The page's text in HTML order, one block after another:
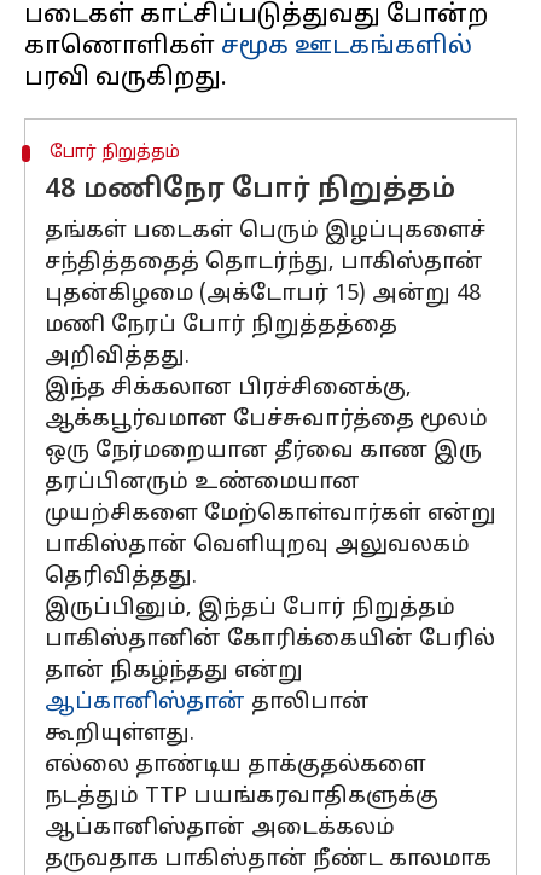
படைகள் காட்சிப்படுத்துவது போன்ற
காணொளிகள் சமூக ஊடகங்களில்
போர் நிறுத்தம்
48 மணிநேர போர் நிறுத்தம்
தங்கள் படைகள் பெரும் இழப்புகளைச்
சந்தித்ததைத் தொடர்ந்து, பாகிஸ்தான்
புதன்கிழமை (அக்டோபர் 15) அன்று 48
மணி நேரப் போர் நிறுத்தத்தை
அறிவித்தது.
இந்த சிக்கலான பிரச்சினைக்கு,
ஆக்கபூர்வமான பேச்சுவார்த்தை மூலம்
ஒரு நேர்மறையான தீர்வை காண இரு
தரப்பினரும் உண்மையான
முயற்சிகளை மேற்கொள்வார்கள் என்று
பாகிஸ்தான் வெளியுறவு அலுவலகம்
தெரிவித்தது.
இருப்பினும், இந்தப் போர் நிறுத்தம்
பாகிஸ்தானின் கோரிக்கையின் பேரில்
தான் நிகழ்ந்தது என்று
ஆப்கானிஸ்தான் தாலிபான்
கூறியுள்ளது.
எல்லை தாண்டிய தாக்குதல்களை
நடத்தும் TTP பயங்கரவாதிகளுக்கு
ஆப்கானிஸ்தான் அடைக்கலம்
தருவதாக பாகிஸ்தான் நீண்ட காலமாக